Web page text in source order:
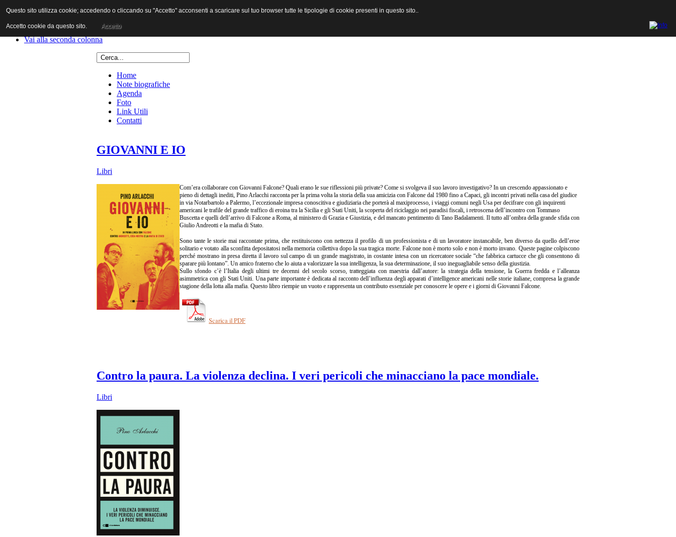
Vai al contenuto
Vai alla prima colonna
Vai alla seconda colonna
Home
Note biografiche
Agenda
Foto
Link Utili
Contatti
GIOVANNI E IO
Libri
Com’era collaborare con Giovanni Falcone? Quali erano le sue riflessioni più private? Come si svolgeva il suo lavoro investigativo? In un crescendo appassionato e
pieno di dettagli inediti, Pino Arlacchi racconta per la prima volta la storia della sua amicizia con Falcone dal 1980 fino a Capaci, gli incontri privati nella casa del giudice
in via Notarbartolo a Palermo, l’eccezionale impresa conoscitiva e giudiziaria che porterà al maxiprocesso, i viaggi comuni negli Usa per decifrare con gli inquirenti
americani le trafile del grande traffico di eroina tra la Sicilia e gli Stati Uniti, la scoperta del riciclaggio nei paradisi fiscali, i retroscena dell’incontro con Tommaso
Buscetta e quelli dell’arrivo di Falcone a Roma, al ministero di Grazia e Giustizia, e del mancato pentimento di Tano Badalamenti. Il tutto all’ombra della grande sfida con
Giulio Andreotti e la mafia di Stato.
Sono tante le storie mai raccontate prima, che restituiscono con nettezza il profilo di un professionista e di un lavoratore instancabile, ben diverso da quello dell’eroe
solitario e votato alla sconfitta depositatosi nella memoria collettiva dopo la sua tragica morte. Falcone non è morto solo e non è morto invano. Queste pagine colpiscono
perché mostrano in presa diretta il lavoro sul campo di un grande magistrato, in costante intesa con un ricercatore sociale “che fabbrica cartucce che gli consentono di
sparare più lontano”. Un amico fraterno che lo aiuta a valorizzare la sua intelligenza, la sua determinazione, il suo ineguagliabile senso della giustizia.
Sullo sfondo c’è l’Italia degli ultimi tre decenni del secolo scorso, tratteggiata con maestria dall’autore: la strategia della tensione, la Guerra fredda e l’alleanza
asimmetrica con gli Stati Uniti. Una parte importante è dedicata al racconto dell’influenza degli apparati d’intelligence americani nelle storie italiane, compresa la grande
stagione della lotta alla mafia. Questo libro riempie un vuoto e rappresenta un contributo essenziale per conoscere le opere e i giorni di Giovanni Falcone.
Scarica il PDF
Contro la paura. La violenza declina. I veri pericoli che minacciano la pace mondiale.
Libri
Questo sito utilizza cookie; accedendo o cliccando su "Accetto" acconsenti a scaricare sul tuo browser tutte le tipologie di cookie presenti in questo sito..
Accetto cookie da questo sito. Accetto